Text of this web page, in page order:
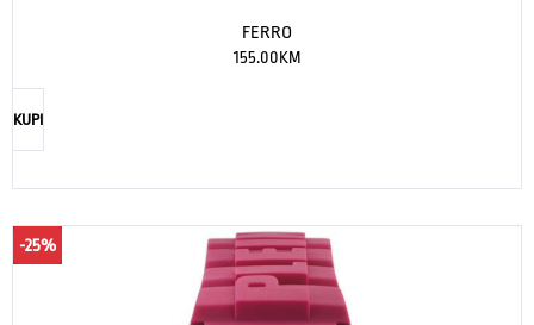
FERRO
155.00KM
KUPI
-25%